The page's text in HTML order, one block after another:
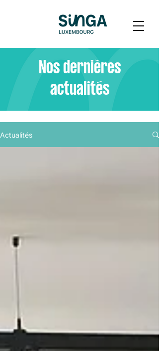
Nos dernières
actualités
Actualités